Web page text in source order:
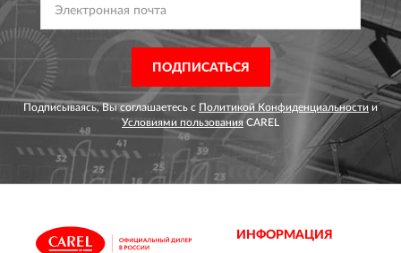
ПОДПИСАТЬСЯ
Подписываясь, Вы соглашаетесь с Политикой Конфиденциальности и
Условиями пользования CAREL
ИНФОРМАЦИЯ